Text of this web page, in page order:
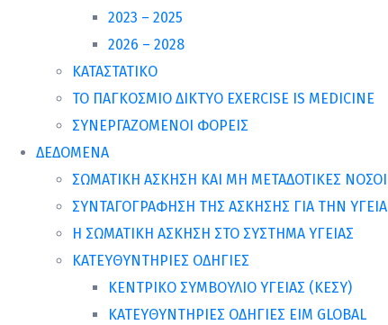
2023 – 2025
2026 – 2028
ΚΑΤΑΣΤΑΤΙΚΟ
ΤΟ ΠΑΓΚΟΣΜΙΟ ΔΙΚΤΥΟ EXERCISE IS MEDICINE
ΣΥΝΕΡΓΑΖΟΜΕΝΟΙ ΦΟΡΕΙΣ
ΔΕΔΟΜΕΝΑ
ΣΩΜΑΤΙΚΗ ΑΣΚΗΣΗ ΚΑΙ ΜΗ ΜΕΤΑΔΟΤΙΚΕΣ ΝΟΣΟΙ
ΣΥΝΤΑΓΟΓΡΑΦΗΣΗ ΤΗΣ ΑΣΚΗΣΗΣ ΓΙΑ ΤΗΝ ΥΓΕΙΑ
Η ΣΩΜΑΤΙΚΗ ΑΣΚΗΣΗ ΣΤΟ ΣΥΣΤΗΜΑ ΥΓΕΙΑΣ
ΚΑΤΕΥΘΥΝΤΗΡΙΕΣ ΟΔΗΓΙΕΣ
ΚΕΝΤΡΙΚΟ ΣΥΜΒΟΥΛΙΟ ΥΓΕΙΑΣ (ΚΕΣΥ)
ΚΑΤΕΥΘΥΝΤΗΡΙΕΣ ΟΔΗΓΙΕΣ EIM GLOBAL